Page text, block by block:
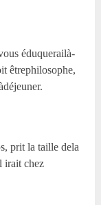
éduquerailà-
êtrephilosophe,
prit la taille dela
irait chez